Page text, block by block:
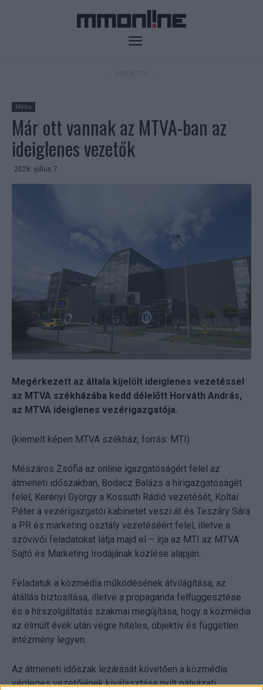
Média
Már ott vannak az MTVA-ban az
ideiglenes vezetők
2026. július 7.
Megérkezett az általa kijelölt ideiglenes vezetéssel
az MTVA székházába kedd délelőtt Horváth András,
az MTVA ideiglenes vezérigazgatója.
(kiemelt képen MTVA székház, forrás: MTI)
Mészáros Zsófia az online igazgatóságért felel az
átmeneti időszakban, Bodacz Balázs a hírigazgatóságét
felel, Kerényi György a Kossuth Rádió vezetését, Koltai
Péter a vezérigazgatói kabinetet veszi át és Teszáry Sára
a PR és marketing osztály vezetéséért felel, illetve a
szóvivői feladatokat látja majd el – írja az MTI az MTVA
Sajtó és Marketing Irodájának közlése alapján.
Feladatuk a közmédia működésének átvilágítása, az
átállás biztosítása, illetve a propaganda felfüggesztése
és a hírszolgáltatás szakmai megújítása, hogy a közmédia
az elmúlt évek után végre hiteles, objektív és független
intézmény legyen.
Az átmeneti időszak lezárását követően a közmédia
végleges vezetőjének kiválasztása nyílt pályázati